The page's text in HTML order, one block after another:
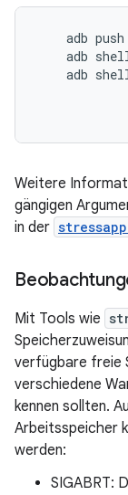
adb
adb
adb
Weitere
gängigen
in der
Mit Tools wie
verfügbare freie
verschiedene
kennen sollten.
Arbeitsspeicher
werden:
SIGABRT: